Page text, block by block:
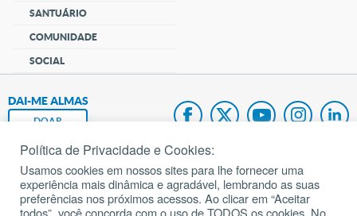
SANTUÁRIO
COMUNIDADE
SOCIAL
DAI-ME ALMAS
DOAR
Fundação João Paulo II
Pedido de Oração
Política de Privacidade e Cookies:
Usamos cookies em nossos sites para lhe fornecer uma
experiência mais dinâmica e agradável, lembrando as suas
preferências nos próximos acessos. Ao clicar em “Aceitar
todos”, você concorda com o uso de TODOS os cookies. No